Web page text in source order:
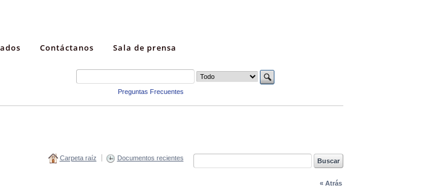
Contáctanos Sala de prensa
Preguntas Frecuentes
Carpeta raíz Documentos recientes
« Atrás